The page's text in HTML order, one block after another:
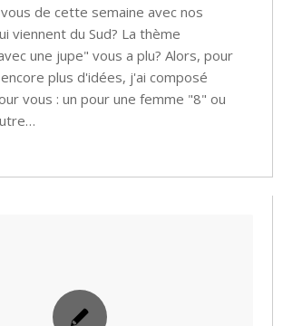
de cette semaine avec nos
viennent du Sud? La thème
une jupe" vous a plu? Alors, pour
plus d'idées, j'ai composé
vous : un pour une femme "8" ou